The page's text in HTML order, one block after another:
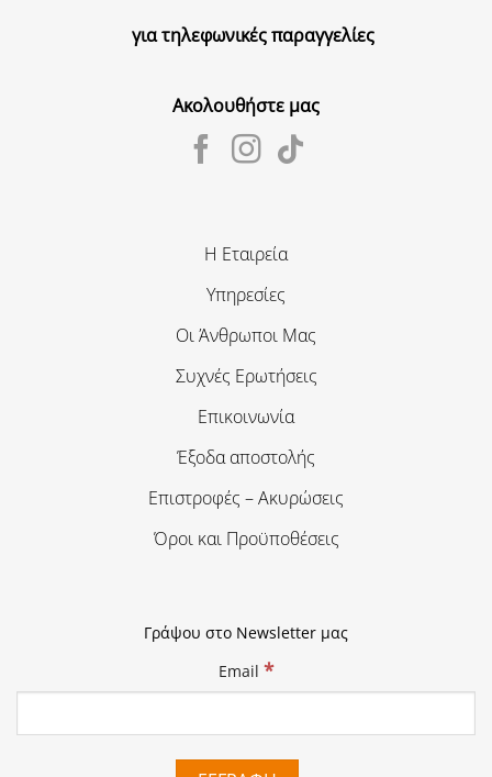
για τηλεφωνικές παραγγελίες
Ακολουθήστε μας
Η Εταιρεία
Υπηρεσίες
Οι Άνθρωποι Μας
Συχνές Ερωτήσεις
Επικοινωνία
Έξοδα αποστολής
Επιστροφές – Ακυρώσεις
Όροι και Προϋποθέσεις
Γράψου στο Newsletter μας
Email *